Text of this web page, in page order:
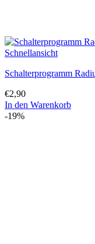
Schnellansicht
Schalterprogramm
€2,90
In den Warenkorb
-19%